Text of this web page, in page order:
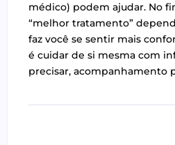
médico) podem ajudar. No
“melhor tratamento”
faz você se sentir mais
é cuidar de si mesma com
precisar, acompanhamento